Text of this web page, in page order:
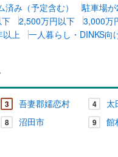
み（予定含む） 駐車場
2,500万円以下 3,000万
以上 一人暮らし・DINKS向
3 吾妻郡嬬恋村 4 太
8 沼田市 9 館